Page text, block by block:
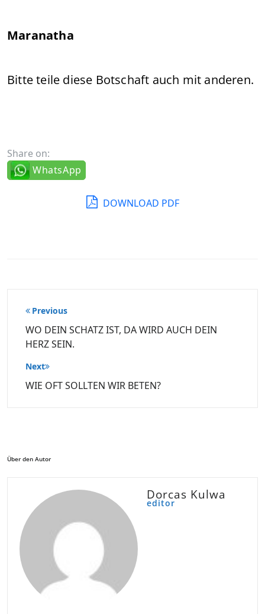
Maranatha
Bitte teile diese Botschaft auch mit anderen.
Share on:
WhatsApp
DOWNLOAD PDF
Beitragsnavigation
Previous
WO DEIN SCHATZ IST, DA WIRD AUCH DEIN
HERZ SEIN.
Next
WIE OFT SOLLTEN WIR BETEN?
Über den Autor
Dorcas Kulwa
editor